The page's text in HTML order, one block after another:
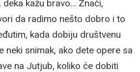
deka kažu bravo… Znači,
da radimo nešto dobro i to
kada dobiju društvenu
neki snimak, ako dete opere sa
na Jutjub, koliko će dobiti